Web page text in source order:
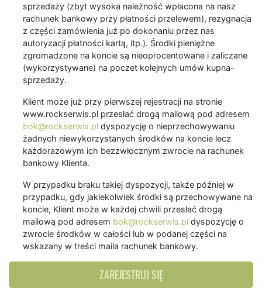
sprzedaży (zbyt wysoka należność wpłacona na nasz
rachunek bankowy przy płatności przelewem), rezygnacja
z części zamówienia już po dokonaniu przez nas
autoryzacji płatności kartą, itp.). Środki pieniężne
zgromadzone na koncie są nieoprocentowane i zaliczane
(wykorzystywane) na poczet kolejnych umów kupna-
sprzedaży.
Klient może już przy pierwszej rejestracji na stronie
www.rockserwis.pl przesłać drogą mailową pod adresem
bok@rockserwis.pl dyspozycję o nieprzechowywaniu
żadnych niewykorzystanych środków na koncie lecz
każdorazowym ich bezzwłocznym zwrocie na rachunek
bankowy Klienta.
W przypadku braku takiej dyspozycji, także później w
przypadku, gdy jakiekolwiek środki są przechowywane na
koncie, Klient może w każdej chwili przesłać drogą
mailową pod adresem bok@rockserwis.pl dyspozycję o
zwrocie środków w całości lub w podanej części na
wskazany w treści maila rachunek bankowy.
ZAREJESTRUJ SIĘ